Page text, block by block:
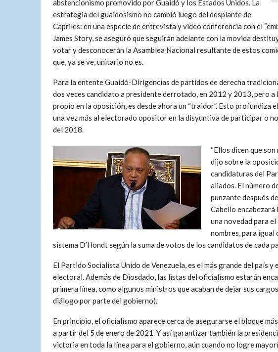
abstencionismo promovido por Guaidó y los Estados Unidos. La
estrategia del guaidosismo no cambió luego del desplante de
Capriles: en una especie de entrevista y video conferencia con el
James Story, se aseguró que seguirán adelante con la movida
votar y desconocerán la Asamblea Nacional resultante de estos
que, ya se ve, unitario no es.
Para la entente Guaidó-Dirigencias de partidos de derecha
dos veces candidato a presidente derrotado, en 2012 y 2013, pero
propio en la oposición, es desde ahora un “traidor”. Esto profundiza
una vez más al electorado opositor en la disyuntiva de participar o
del 2018.
“Ellos dicen que
dijo sobre la
candidaturas del
aliados. El número
punzante después
Cabello
una novedad para el
nombres, para igual
sistema D’Hondt según la suma de votos de los candidatos de cada
El Partido Socialista Unido de Venezuela, es el más grande del país y
electoral. Además de Diosdado, las listas del oficialismo estarán
primera línea, como algunos ministros que acaban de dejar sus
diálogo por parte del gobierno).
En principio, el oficialismo aparece cerca de asegurarse el bloque
a partir del 5 de enero de 2021. Y así garantizar también la
victoria en toda la línea para el gobierno, aún cuando no logre